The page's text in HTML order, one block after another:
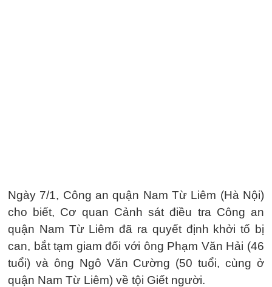
Ngày 7/1, Công an quận Nam Từ Liêm (Hà Nội)
cho biết, Cơ quan Cảnh sát điều tra Công an
quận Nam Từ Liêm đã ra quyết định khởi tố bị
can, bắt tạm giam đối với ông Phạm Văn Hải (46
tuổi) và ông Ngô Văn Cường (50 tuổi, cùng ở
quận Nam Từ Liêm) về tội Giết người.